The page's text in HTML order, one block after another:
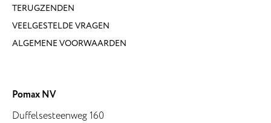
TERUGZENDEN
VEELGESTELDE VRAGEN
ALGEMENE VOORWAARDEN
Pomax NV
Duffelsesteenweg 160